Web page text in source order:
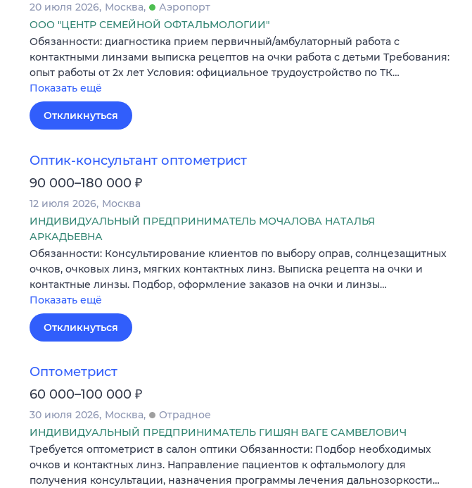
20 июля 2026 Москва
Аэропорт
ООО "ЦЕНТР СЕМЕЙНОЙ ОФТАЛЬМОЛОГИИ"
Обязанности: диагностика прием первичный/амбулаторный работа с
контактными линзами выписка рецептов на очки работа с детьми Требования:
опыт работы от 2х лет Условия: официальное трудоустройство по ТК…
Показать ещё
Откликнуться
Оптик-консультант оптометрист
90 000–180 000 ₽
12 июля 2026 Москва
ИНДИВИДУАЛЬНЫЙ ПРЕДПРИНИМАТЕЛЬ МОЧАЛОВА НАТАЛЬЯ
АРКАДЬЕВНА
Обязанности: Консультирование клиентов по выбору оправ, солнцезащитных
очков, очковых линз, мягких контактных линз. Выписка рецепта на очки и
контактные линзы. Подбор, оформление заказов на очки и линзы…
Показать ещё
Откликнуться
Оптометрист
60 000–100 000 ₽
30 июля 2026 Москва
Отрадное
ИНДИВИДУАЛЬНЫЙ ПРЕДПРИНИМАТЕЛЬ ГИШЯН ВАГЕ САМВЕЛОВИЧ
Требуется оптометрист в салон оптики Обязанности: Подбор необходимых
очков и контактных линз. Направление пациентов к офтальмологу для
получения консультации, назначения программы лечения дальнозоркости…